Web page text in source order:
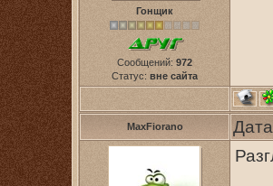
Гонщик
Сообщений: 972
Статус: вне сайта
MaxFiorano